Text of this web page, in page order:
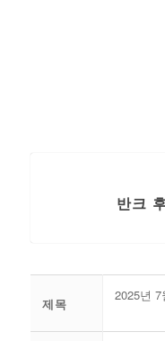
반크
제목
2025년